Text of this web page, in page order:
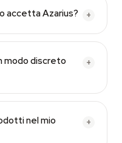
accetta Azarius? +
modo discreto
+
nel mio
+